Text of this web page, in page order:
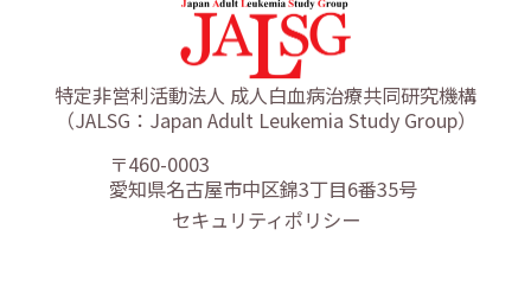
特定非営利活動法人 成人白血病治療共同研究機構
（JALSG：Japan Adult Leukemia Study Group）
〒460-0003
愛知県名古屋市中区錦3丁目6番35号
セキュリティポリシー